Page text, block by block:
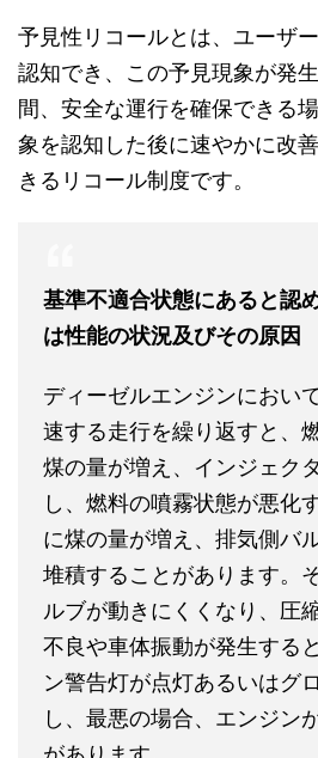
予見性リコールとは、ユーザ
認知でき、この予見現象が発
間、安全な運行を確保できる
象を認知した後に速やかに改
きるリコール制度です。
基準不適合状態にあると認
は性能の状況及びその原因
ディーゼルエンジンにおい
速する走行を繰り返すと、
煤の量が増え、インジェク
し、燃料の噴霧状態が悪化
に煤の量が増え、排気側バ
堆積することがあります。
ルブが動きにくくなり、圧
不良や車体振動が発生する
ン警告灯が点灯あるいはグ
し、最悪の場合、エンジン